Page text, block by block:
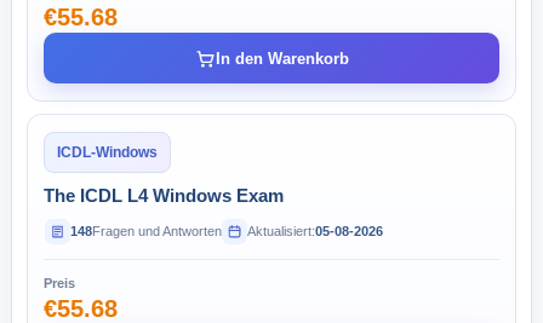
€55.68
In den Warenkorb
ICDL-Windows
The ICDL L4 Windows Exam
148Fragen und Antworten Aktualisiert:05-08-2026
Preis
€55.68